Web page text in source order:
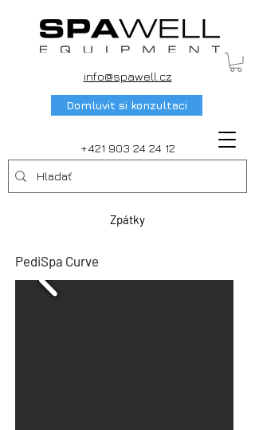
+421 903 24 24 12
info@spawell.cz
Domluvit si konzultaci
Zpátky
PediSpa Curve